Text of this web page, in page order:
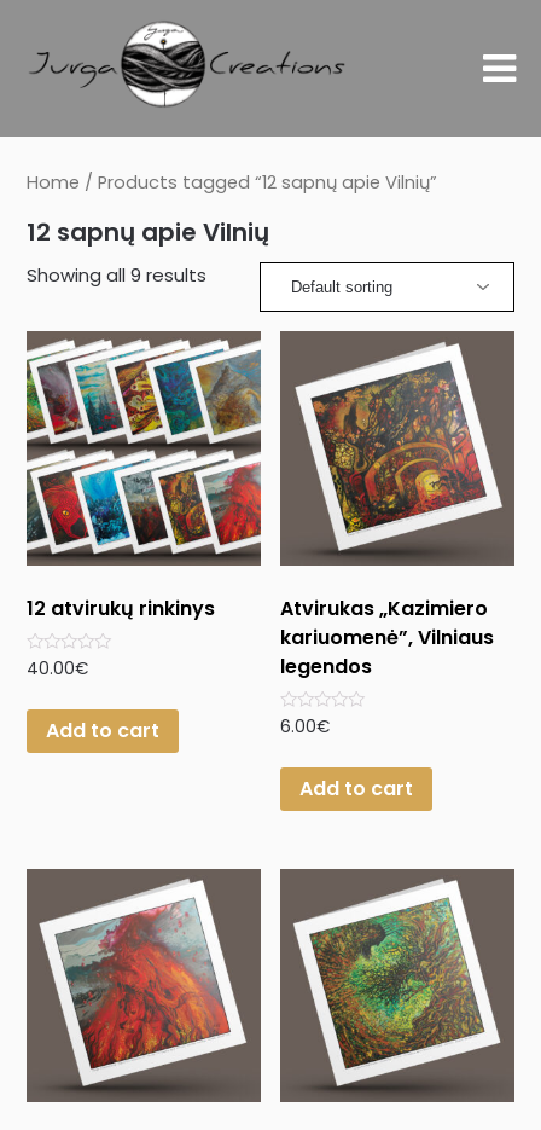
Home / Products tagged “12 sapnų apie Vilnių”
12 sapnų apie Vilnių
Showing all 9 results
12 atvirukų rinkinys
Rated
of
40.00€
Add to cart
Atvirukas „Kazimiero
kariuomenė”, Vilniaus
legendos
Rated
of
6.00€
Add to cart